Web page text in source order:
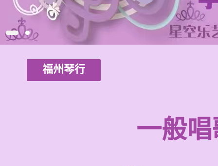
福州琴行
一般